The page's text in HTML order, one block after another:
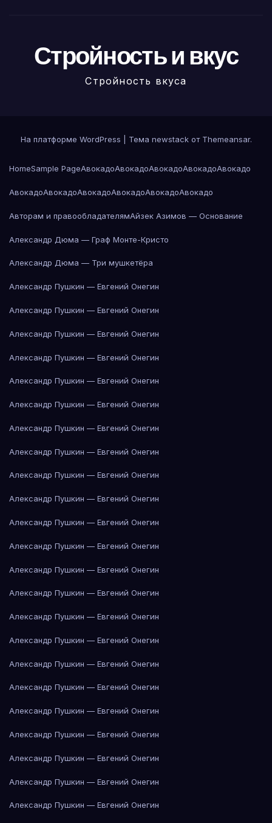
Стройность и вкус
Стройность вкуса
На платформе WordPress Тема newstack от Themeansar.
HomeSample PageАвокадоАвокадоАвокадоАвокадоАвокадо
АвокадоАвокадоАвокадоАвокадоАвокадоАвокадо
Авторам и правообладателямАйзек Азимов — Основание
Александр Дюма — Граф Монте-Кристо
Александр Дюма — Три мушкетёра
Александр Пушкин — Евгений Онегин
Александр Пушкин — Евгений Онегин
Александр Пушкин — Евгений Онегин
Александр Пушкин — Евгений Онегин
Александр Пушкин — Евгений Онегин
Александр Пушкин — Евгений Онегин
Александр Пушкин — Евгений Онегин
Александр Пушкин — Евгений Онегин
Александр Пушкин — Евгений Онегин
Александр Пушкин — Евгений Онегин
Александр Пушкин — Евгений Онегин
Александр Пушкин — Евгений Онегин
Александр Пушкин — Евгений Онегин
Александр Пушкин — Евгений Онегин
Александр Пушкин — Евгений Онегин
Александр Пушкин — Евгений Онегин
Александр Пушкин — Евгений Онегин
Александр Пушкин — Евгений Онегин
Александр Пушкин — Евгений Онегин
Александр Пушкин — Евгений Онегин
Александр Пушкин — Евгений Онегин
Александр Пушкин — Евгений Онегин
Александр Пушкин — Евгений Онегин